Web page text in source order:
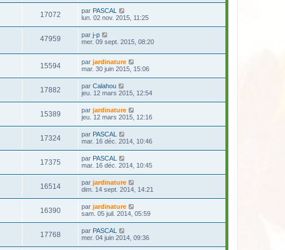
17072 par PASCAL
lun. 02 nov. 2015, 11:25
47959 par j-p
mer. 09 sept. 2015, 08:20
15594 par jardinature
mar. 30 juin 2015, 15:06
17882 par Calahou
jeu. 12 mars 2015, 12:54
15389 par jardinature
jeu. 12 mars 2015, 12:16
17324 par PASCAL
mar. 16 déc. 2014, 10:46
17375 par PASCAL
mar. 16 déc. 2014, 10:45
16514 par jardinature
dim. 14 sept. 2014, 14:21
16390 par jardinature
sam. 05 juil. 2014, 05:59
17768 par PASCAL
mer. 04 juin 2014, 09:36